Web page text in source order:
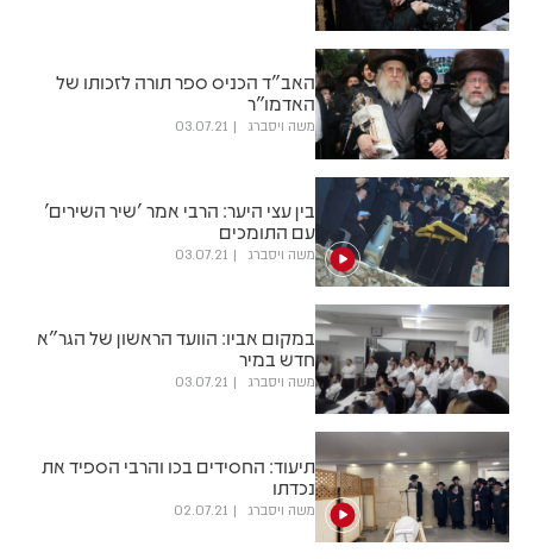
האב"ד הכניס ספר תורה לזכותו של
האדמו"ר
משה ויסברג 03.07.21
בין עצי היער: הרבי אמר 'שיר השירים'
עם התומכים
משה ויסברג 03.07.21
במקום אביו: הוועד הראשון של הגר"א
חדש במיר
משה ויסברג 03.07.21
תיעוד: החסידים בכו והרבי הספיד את
נכדתו
משה ויסברג 02.07.21